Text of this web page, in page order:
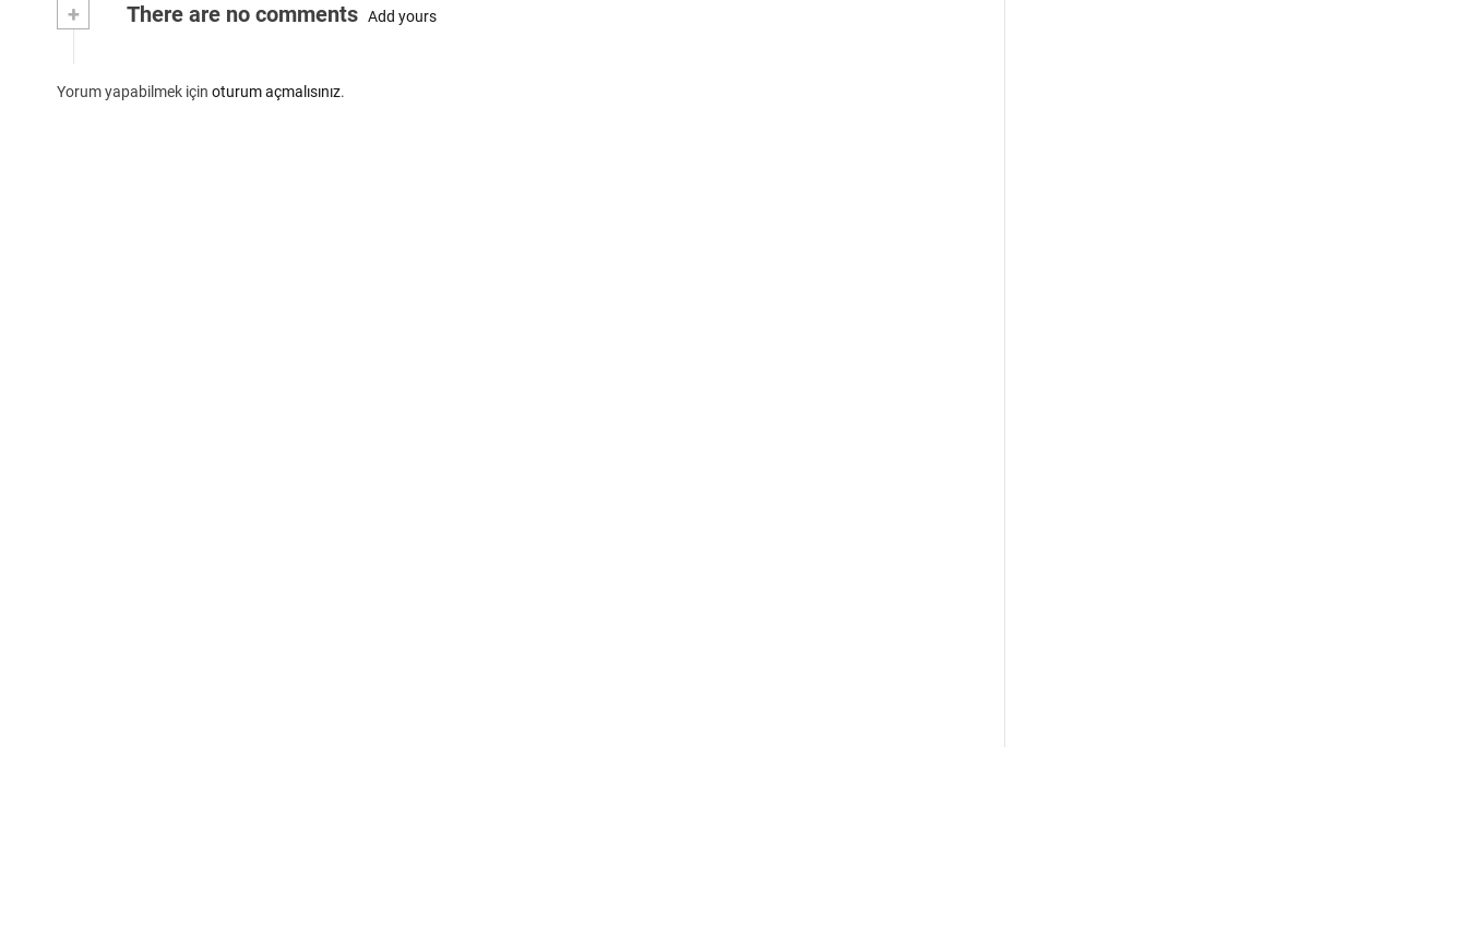
+ There are no comments Add yours
Yorum yapabilmek için oturum açmalısınız.